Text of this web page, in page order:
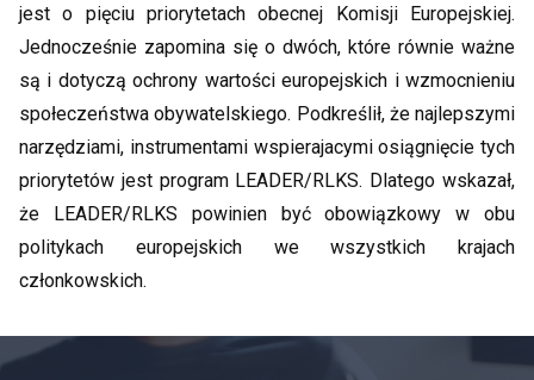
jest o pięciu priorytetach obecnej Komisji Europejskiej.
Jednocześnie zapomina się o dwóch, które równie ważne
są i dotyczą ochrony wartości europejskich i wzmocnieniu
społeczeństwa obywatelskiego. Podkreślił, że najlepszymi
narzędziami, instrumentami wspierajacymi osiągnięcie tych
priorytetów jest program LEADER/RLKS. Dlatego wskazał,
że LEADER/RLKS powinien być obowiązkowy w obu
politykach europejskich we wszystkich krajach
członkowskich.